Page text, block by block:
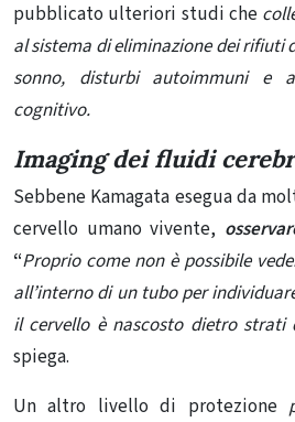
pubblicato ulteriori studi che
al sistema di eliminazione dei rifiuti
sonno, disturbi autoimmuni e
cognitivo.
Imaging dei fluidi
Sebbene Kamagata esegua da
cervello umano vivente,
“Proprio come non è possibile
all’interno di un tubo per
il cervello è nascosto dietro strati
spiega.
Un altro livello di protezione